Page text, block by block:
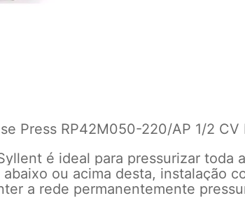
Press RP42M050-220/AP 1/2
é ideal para pressurizar toda
ou acima desta, instalação
a rede permanentemente